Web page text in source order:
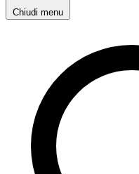
Chiudi menu